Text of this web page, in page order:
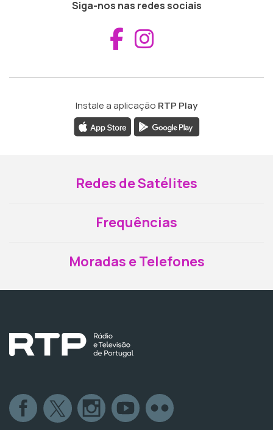
Siga-nos nas redes sociais
Aceder ao
Instale a aplicação RTP Play
Redes de Satélites
Frequências
Moradas e Telefones